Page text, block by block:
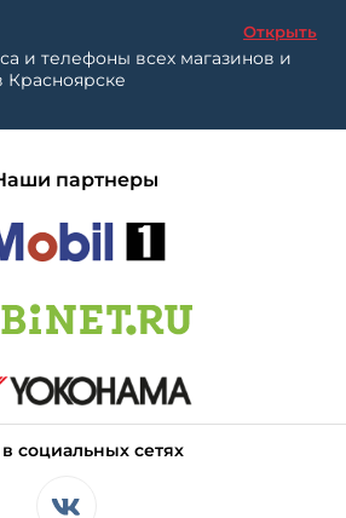
Открыть
и телефоны всех магазинов и
Красноярске
партнеры
социальных сетях